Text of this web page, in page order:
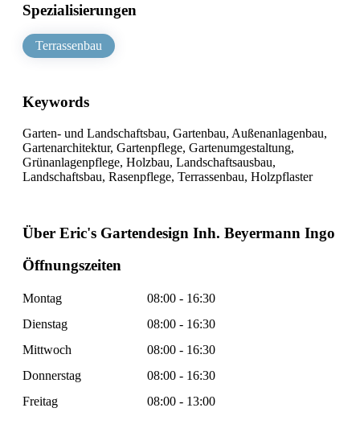
Spezialisierungen
Terrassenbau
Keywords
Garten- und Landschaftsbau, Gartenbau, Außenanlagenbau,
Gartenarchitektur, Gartenpflege, Gartenumgestaltung,
Grünanlagenpflege, Holzbau, Landschaftsausbau,
Landschaftsbau, Rasenpflege, Terrassenbau, Holzpflaster
Über Eric's Gartendesign Inh. Beyermann Ingo
Öffnungszeiten
Montag
08:00 - 16:30
Dienstag
08:00 - 16:30
Mittwoch
08:00 - 16:30
Donnerstag
08:00 - 16:30
Freitag
08:00 - 13:00